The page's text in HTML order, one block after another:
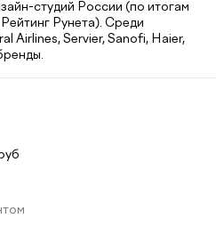
студий России (по итогам
Рунета). Среди
Airlines, Servier, Sanofi, Haier,